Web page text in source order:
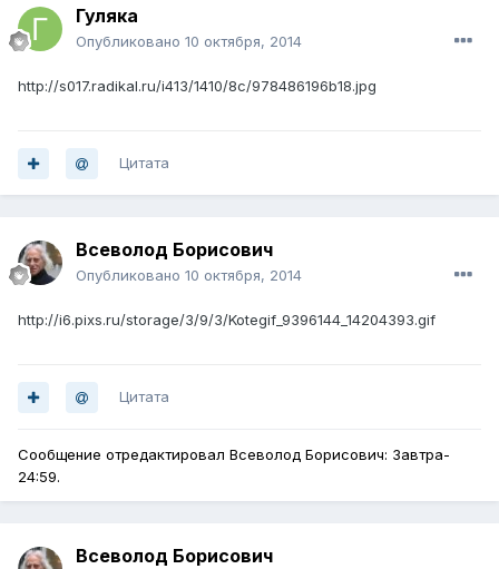
Гуляка
Опубликовано 10 октября, 2014
http://s017.radikal.ru/i413/1410/8c/978486196b18.jpg
Цитата
Всеволод Борисович
Опубликовано 10 октября, 2014
http://i6.pixs.ru/storage/3/9/3/Kotegif_9396144_14204393.gif
Цитата
Сообщение отредактировал Всеволод Борисович: Завтра-
24:59.
Всеволод Борисович